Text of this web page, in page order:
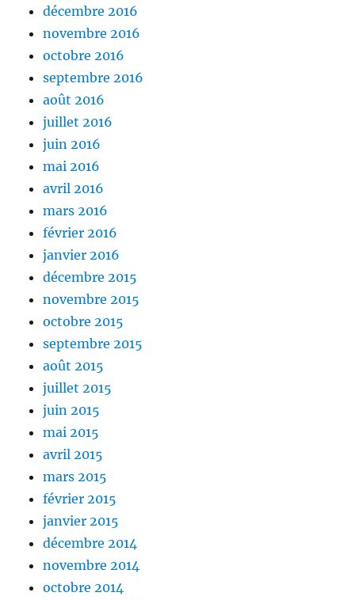
décembre 2016
novembre 2016
octobre 2016
septembre 2016
août 2016
juillet 2016
juin 2016
mai 2016
avril 2016
mars 2016
février 2016
janvier 2016
décembre 2015
novembre 2015
octobre 2015
septembre 2015
août 2015
juillet 2015
juin 2015
mai 2015
avril 2015
mars 2015
février 2015
janvier 2015
décembre 2014
novembre 2014
octobre 2014